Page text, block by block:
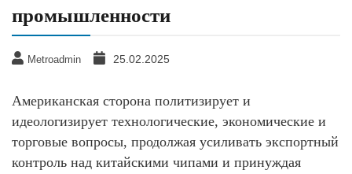
промышленности
Metroadmin 25.02.2025
Американская сторона политизирует и
идеологизирует технологические, экономические и
торговые вопросы, продолжая усиливать экспортный
контроль над китайскими чипами и принуждая